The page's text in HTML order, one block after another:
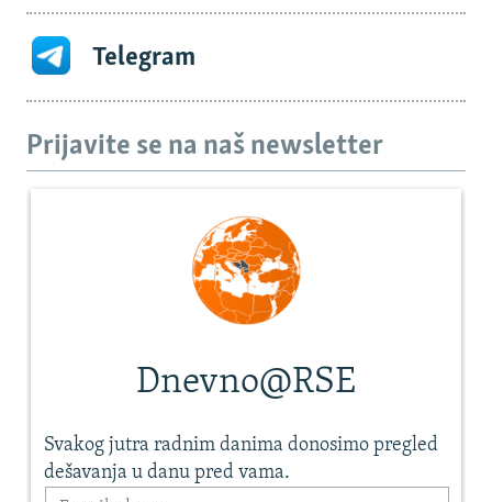
Telegram
Prijavite se na naš newsletter